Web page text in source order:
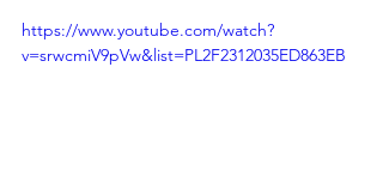
https://www.youtube.com/watch?
v=srwcmiV9pVw&list=PL2F2312035ED863EB